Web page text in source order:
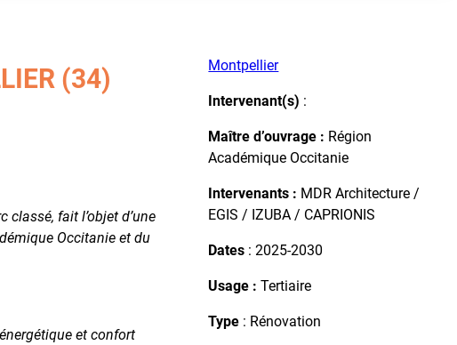
(34)
classé, fait l’objet d’une
Occitanie et du
et confort
Montpellier
Intervenant(s) :
Maître d’ouvrage : Région
Académique Occitanie
Intervenants : MDR Architecture /
EGIS / IZUBA / CAPRIONIS
Dates : 2025-2030
Usage : Tertiaire
Type : Rénovation